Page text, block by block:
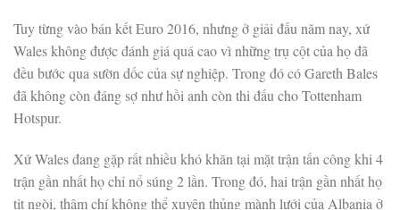
Tuy từng vào bán kết Euro 2016, nhưng ở giải đấu năm nay, xứ
Wales không được đánh giá quá cao vì những trụ cột của họ đã
đều bước qua sườn dốc của sự nghiệp. Trong đó có Gareth Bales
đã không còn đáng sợ như hồi anh còn thi đấu cho Tottenham
Hotspur.
Xứ Wales đang gặp rất nhiều khó khăn tại mặt trận tấn công khi 4
trận gần nhất họ chỉ nổ súng 2 lần. Trong đó, hai trận gần nhất họ
tịt ngòi, thậm chí không thể xuyên thủng mành lưới của Albania ở